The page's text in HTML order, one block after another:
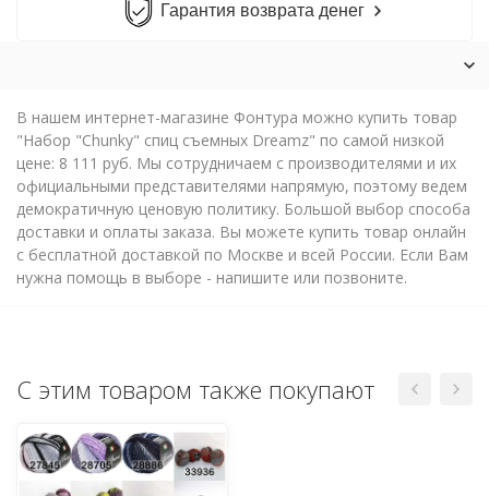
Гарантия возврата денег
В нашем интернет-магазине Фонтура можно купить товар
"Набор "Chunky" спиц съемных Dreamz" по самой низкой
цене: 8 111 руб. Мы сотрудничаем с производителями и их
официальными представителями напрямую, поэтому ведем
демократичную ценовую политику. Большой выбор способа
доставки и оплаты заказа. Вы можете купить товар онлайн
с бесплатной доставкой по Москве и всей России. Если Вам
нужна помощь в выборе - напишите или позвоните.
С этим товаром также покупают